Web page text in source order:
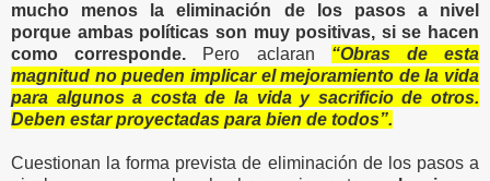
mucho menos la eliminación de los pasos a nivel
porque ambas políticas son muy positivas, si se hacen
como corresponde. Pero aclaran “Obras de esta
magnitud no pueden implicar el mejoramiento de la vida
para algunos a costa de la vida y sacrificio de otros.
Deben estar proyectadas para bien de todos”.
Cuestionan la forma prevista de eliminación de los pasos a